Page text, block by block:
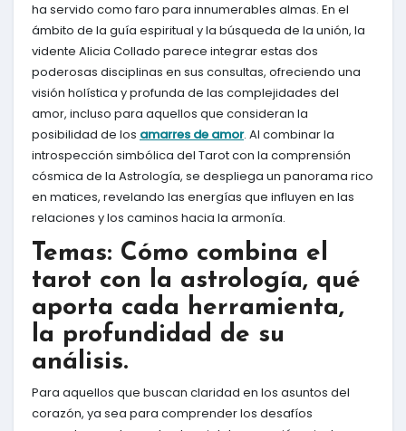
ha servido como faro para innumerables almas. En el
ámbito de la guía espiritual y la búsqueda de la unión, la
vidente Alicia Collado parece integrar estas dos
poderosas disciplinas en sus consultas, ofreciendo una
visión holística y profunda de las complejidades del
amor, incluso para aquellos que consideran la
posibilidad de los amarres de amor. Al combinar la
introspección simbólica del Tarot con la comprensión
cósmica de la Astrología, se despliega un panorama rico
en matices, revelando las energías que influyen en las
relaciones y los caminos hacia la armonía.
Temas: Cómo combina el
tarot con la astrología, qué
aporta cada herramienta,
la profundidad de su
análisis.
Para aquellos que buscan claridad en los asuntos del
corazón, ya sea para comprender los desafíos